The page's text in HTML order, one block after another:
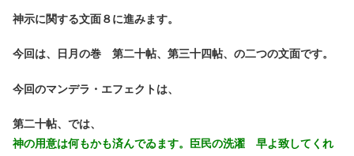
神示に関する文面８に進みます。
今回は、日月の巻 第二十帖、第三十四帖、の二つの文面です。
今回のマンデラ・エフェクトは、
第二十帖、では、
神の用意は何もかも済んでゐます。臣民の洗濯 早よ致してくれ